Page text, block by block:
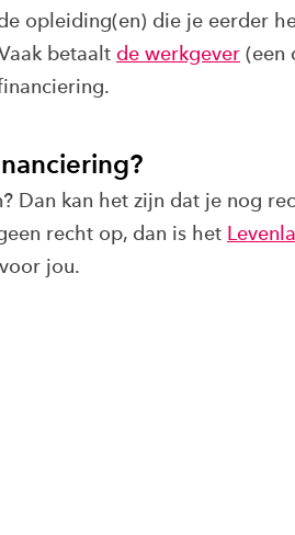
opleiding(en) die je eerder
betaalt de werkgever (een
Dan kan het zijn dat je nog
recht op, dan is het
jou.